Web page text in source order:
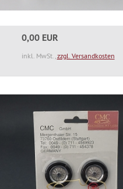
0,00 EUR
inkl. MwSt., zzgl. Versandkosten